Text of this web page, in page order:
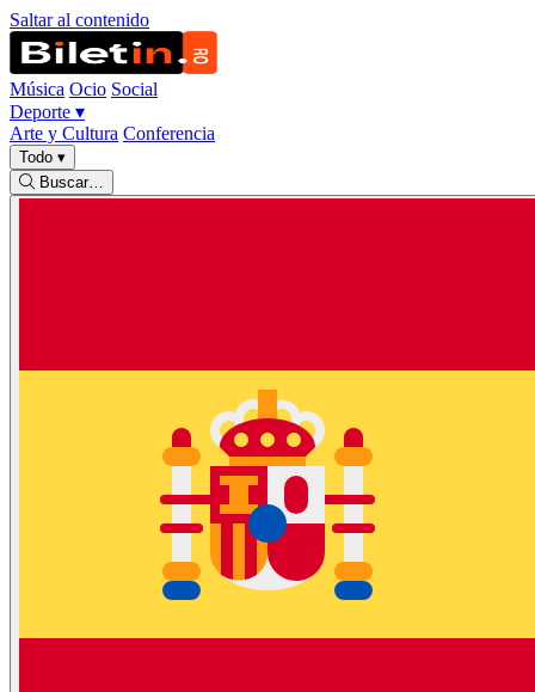
Saltar al contenido
Música Ocio Social
Deporte ▾
Arte y Cultura Conferencia
Todo ▾
Buscar…